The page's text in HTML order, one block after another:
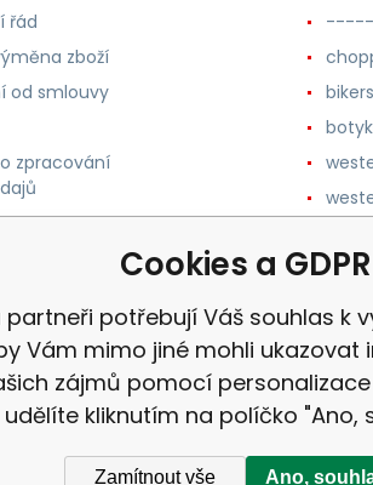
řád
zboží
od smlouvy
zpracování
Cookies a GDPR
partneři potřebují Váš souhlas k
Vám mimo jiné mohli
zájmů pomocí
udělíte kliknutím na políčko "Ano,
Zamítnout vše Ano,